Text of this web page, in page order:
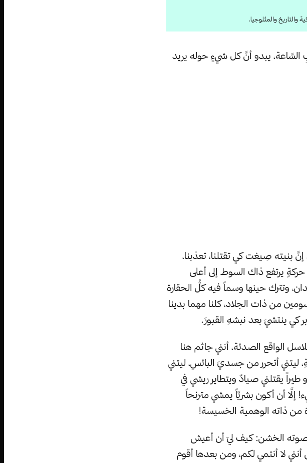
والتاريخ والمثلوجيا.
يبدو أنَّ كل شيءٍ حوله يريد
بنيته صِيغت كي تقتلنا، تعذبنا،
يرتفع ذاك السوط إلى أعلى
وتترك حينها وسماً فيه كلُّ الحقارة
من ذات الجلاد، كلنا مهما بدينا
كي ينتشيَ بعد نبشهِ القبورَ.
الواقع الصدئة، أنني جاثم هنا
ليتني أتحرر من جسديَ البائسِ، ليتني
يقتلني صيادٌ ويتطاير ريشي في
أن أكون بشريَّاً يمشي مترنحاً
من ذاته الوهمية الخسيسة!
صوته الخشن: كيف ليَ أن أعيش
لا أنتمي لكم، ومن بعدها أقوم